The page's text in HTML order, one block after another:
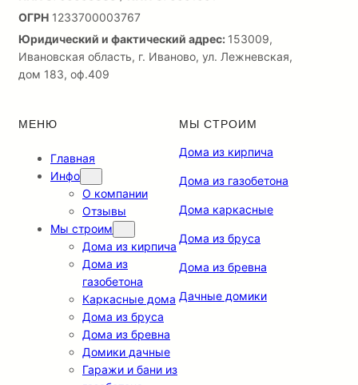
ОГРН 1233700003767
Юридический и фактический адрес: 153009,
Ивановская область, г. Иваново, ул. Лежневская,
дом 183, оф.409
МЕНЮ
Главная
Инфо
О компании
Отзывы
Мы строим
Дома из кирпича
Дома из
газобетона
Каркасные дома
Дома из бруса
Дома из бревна
Домики дачные
Гаражи и бани из
МЫ СТРОИМ
Дома из кирпича
Дома из газобетона
Дома каркасные
Дома из бруса
Дома из бревна
Дачные домики